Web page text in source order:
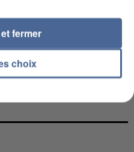
MARS MANON LISA
choix
fermer